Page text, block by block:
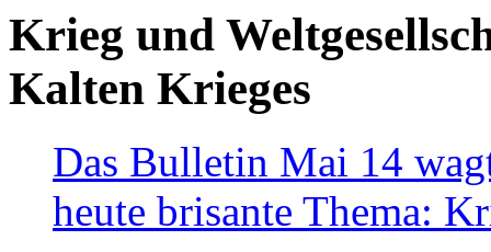
Krieg und
Kalten Krieges
Das Bulletin Mai 14
heute brisante Thema: